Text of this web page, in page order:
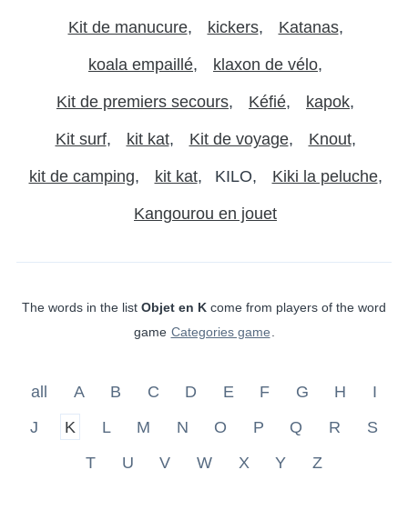
Kit de manucure kickers Katanas
koala empaillé klaxon de vélo
Kit de premiers secours Kéfié kapok
Kit surf kit kat Kit de voyage Knout
kit de camping kit kat KILO Kiki la peluche
Kangourou en jouet
The words in the list Objet en K come from players of the word
game Categories game
all A B C D E F G H
I
J
K L M N O P Q R
S
T
U V W X Y Z